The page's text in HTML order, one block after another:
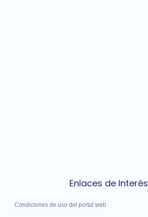
Enlaces de Interés
Condiciones de uso del portal web